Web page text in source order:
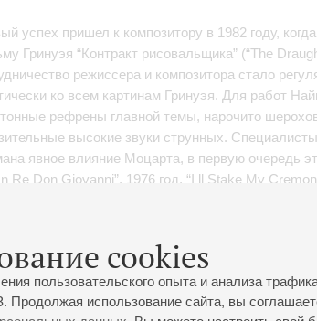
cookies
пользовательского опыта и анализа
использование сайта, вы
успех пришел к композитору в 1982 году,
Гринуэя “Контракт рисовальщика” (“The
режиссера и композитора стало
ко всем картинам Гринуэя. Для работ
рефрены главной темы, нарочито
высокие звуки струнных.
явное влияние Моцарта, в первую очередь
Re Don Giovanni”, 1976 год, “I ll Stake My
году Майкл Найман написал “Six Celan Songs” -
Пола Селана, которое удачно исполнила
с Найманом над партитурой к фильму